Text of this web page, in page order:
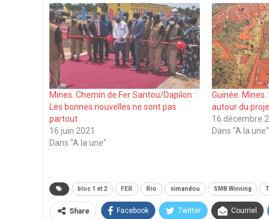
Mines. Chemin de Fer Santou/Dapilon :
Les bonnes nouvelles ne sont pas
partout
16 juin 2021
Dans "A la une"
Guinée. Mines
autour du
16 décembre
Dans "A la une"
bloc 1 et 2 FER Rio simandou SMB Winning
Share Facebook Twitter Courriel